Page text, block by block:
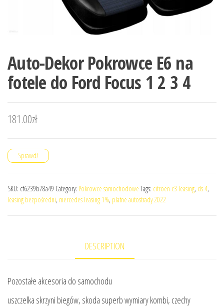
Auto-Dekor Pokrowce E6 na
fotele do Ford Focus 1 2 3 4
181.00zł
Sprawdź
SKU: cf6239b78a49 Category: Pokrowce samochodowe Tags: citroen c3 leasing, ds 4,
leasing bezpośredni, mercedes leasing 1%, platne autostrady 2022
DESCRIPTION
Pozostałe akcesoria do samochodu
uszczelka skrzyni biegów, skoda superb wymiary kombi, czechy